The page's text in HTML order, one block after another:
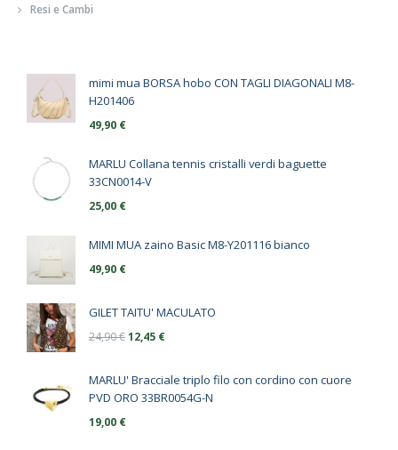
Resi e Cambi
mimi mua BORSA hobo CON TAGLI DIAGONALI M8-
H201406
49,90 €
MARLU Collana tennis cristalli verdi baguette
33CN0014-V
25,00 €
MIMI MUA zaino Basic M8-Y201116 bianco
49,90 €
GILET TAITU' MACULATO
24,90€12,45 €
MARLU' Bracciale triplo filo con cordino con cuore
PVD ORO 33BR0054G-N
19,00 €